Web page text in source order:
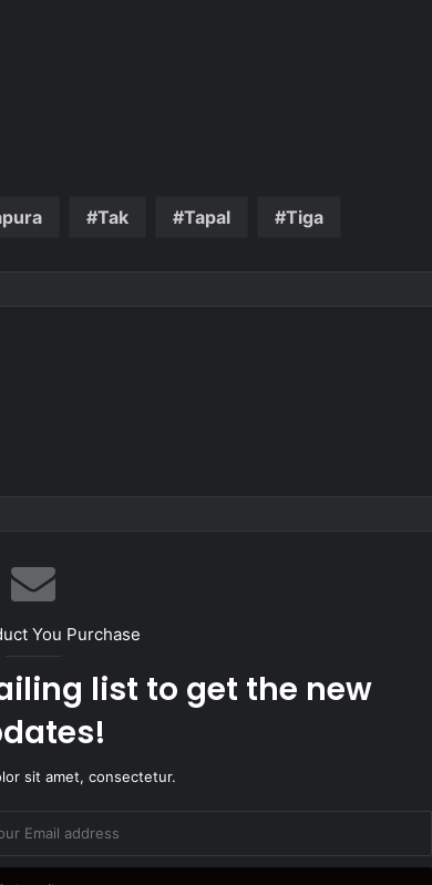
Tak Tapal Tiga
You Purchase
list to get the new
sit amet, consectetur.